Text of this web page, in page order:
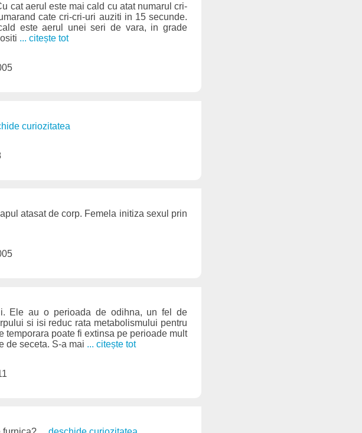
cat aerul este mai cald cu atat numarul cri-
cate cri-cri-uri auziti in 15 secunde.
este aerul unei seri de vara, in grade
... citește tot
curiozitatea
atasat de corp. Femela initiza sexul prin
Ele au o perioada de odihna, un fel de
si isi reduc rata metabolismului pentru
poate fi extinsa pe perioade mult
de seceta. S-a mai ... citește tot